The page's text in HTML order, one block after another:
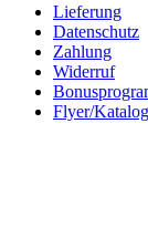
Lieferung
Datenschutz
Zahlung
Widerruf
Flyer/